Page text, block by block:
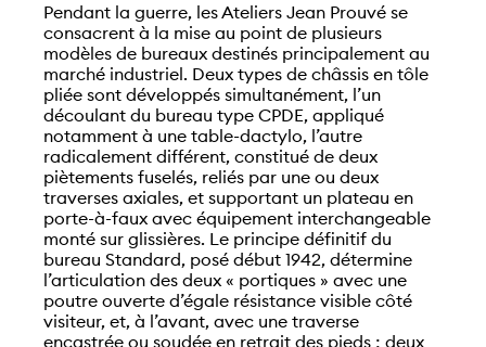
Pendant la guerre, les Ateliers Jean Prouvé se
consacrent à la mise au point de plusieurs
modèles de bureaux destinés principalement au
marché industriel. Deux types de châssis en tôle
pliée sont développés simultanément, l’un
découlant du bureau type CPDE, appliqué
notamment à une table-dactylo, l’autre
radicalement différent, constitué de deux
piètements fuselés, reliés par une ou deux
traverses axiales, et supportant un plateau en
porte-à-faux avec équipement interchangeable
monté sur glissières. Le principe définitif du
bureau Standard, posé début 1942, détermine
l’articulation des deux « portiques » avec une
poutre ouverte d’égale résistance visible côté
visiteur, et, à l’avant, avec une traverse
encastrée ou soudée en retrait des pieds ; deux